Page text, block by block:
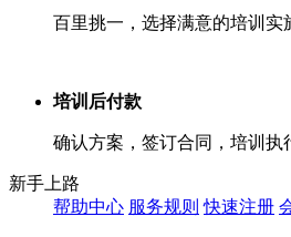
百里挑一，选择满意的培训实
培训后付款
确认方案，签订合同，培训执
新手上路
帮助中心 服务规则 快速注册